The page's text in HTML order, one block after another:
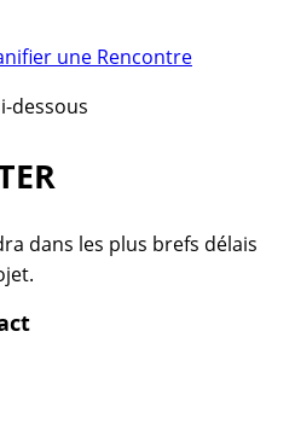
une Rencontre
dessous
dans les plus brefs délais